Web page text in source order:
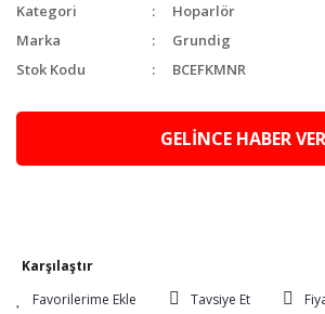
Kategori
Hoparlör
Marka
Grundig
Stok Kodu
BCEFKMNR
GELİNCE HABER VER
Karşılaştır
Tavsiye Et